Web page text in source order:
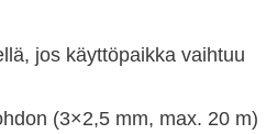
jos käyttöpaikka vaihtuu
(3×2,5 mm, max. 20 m)